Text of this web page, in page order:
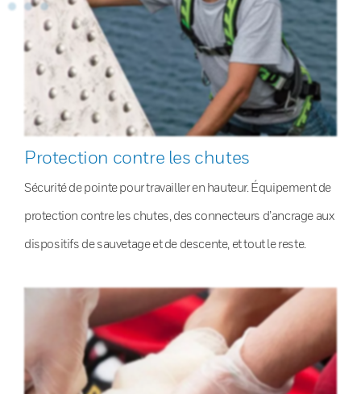
Protection contre les chutes
Sécurité de pointe pour travailler en hauteur. Équipement de
protection contre les chutes, des connecteurs d’ancrage aux
dispositifs de sauvetage et de descente, et tout le reste.